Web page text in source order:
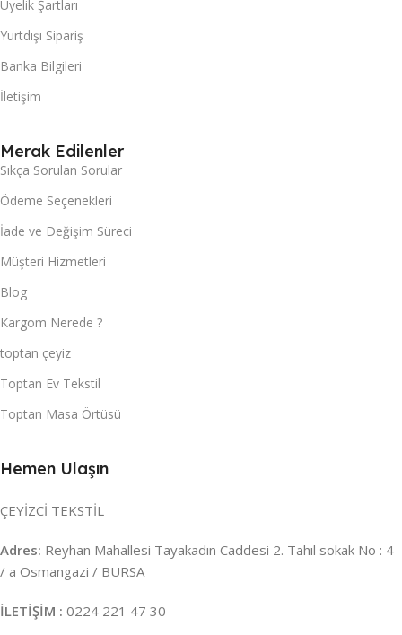
Üyelik Şartları
Yurtdışı Sipariş
Banka Bilgileri
İletişim
Merak Edilenler
Sıkça Sorulan Sorular
Ödeme Seçenekleri
İade ve Değişim Süreci
Müşteri Hizmetleri
Blog
Kargom Nerede ?
toptan çeyiz
Toptan Ev Tekstil
Toptan Masa Örtüsü
Hemen Ulaşın
ÇEYİZCİ TEKSTİL
Adres: Reyhan Mahallesi Tayakadın Caddesi 2. Tahıl sokak No : 4
/ a Osmangazi / BURSA
İLETİŞİM : 0224 221 47 30